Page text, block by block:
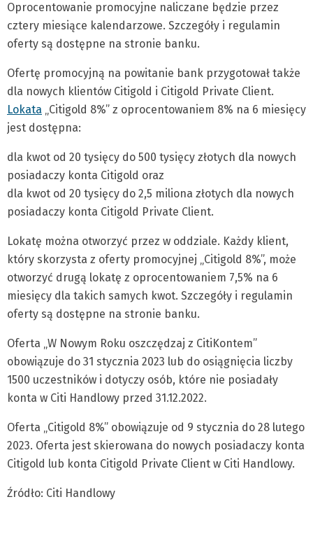
Oprocentowanie promocyjne naliczane będzie przez
cztery miesiące kalendarzowe. Szczegóły i regulamin
oferty są dostępne na stronie banku.
Ofertę promocyjną na powitanie bank przygotował także
dla nowych klientów Citigold i Citigold Private Client.
Lokata „Citigold 8%” z oprocentowaniem 8% na 6 miesięcy
jest dostępna:
dla kwot od 20 tysięcy do 500 tysięcy złotych dla nowych
posiadaczy konta Citigold oraz
dla kwot od 20 tysięcy do 2,5 miliona złotych dla nowych
posiadaczy konta Citigold Private Client.
Lokatę można otworzyć przez w oddziale. Każdy klient,
który skorzysta z oferty promocyjnej „Citigold 8%”, może
otworzyć drugą lokatę z oprocentowaniem 7,5% na 6
miesięcy dla takich samych kwot. Szczegóły i regulamin
oferty są dostępne na stronie banku.
Oferta „W Nowym Roku oszczędzaj z CitiKontem”
obowiązuje do 31 stycznia 2023 lub do osiągnięcia liczby
1500 uczestników i dotyczy osób, które nie posiadały
konta w Citi Handlowy przed 31.12.2022.
Oferta „Citigold 8%” obowiązuje od 9 stycznia do 28 lutego
2023. Oferta jest skierowana do nowych posiadaczy konta
Citigold lub konta Citigold Private Client w Citi Handlowy.
Źródło: Citi Handlowy